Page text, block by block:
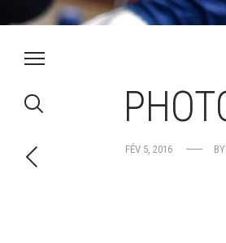
FÉV 5, 2016 BY